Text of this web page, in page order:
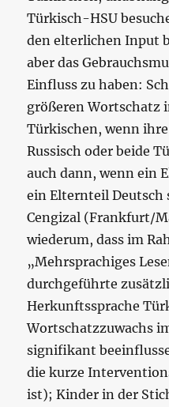
Türkisch-HSU
den elterlichen Input
aber das
Einfluss zu haben:
größeren Wortschatz
Türkischen, wenn
Russisch oder beide
auch dann, wenn ein
ein Elternteil Deutsch
Cengizal (Frankfurt/
wiederum, dass im
„Mehrsprachiges
durchgeführte
Herkunftssprache
Wortschatzzuwachs
signifikant
die kurze
ist); Kinder in der